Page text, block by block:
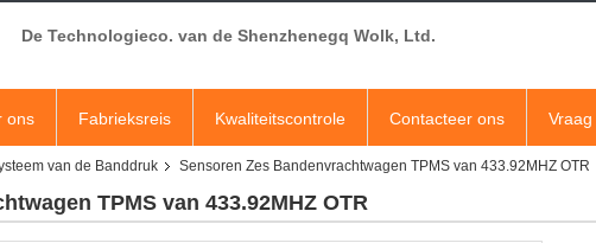
De Technologieco. van de Shenzhenegq Wolk, Ltd.
ons Fabrieksreis Kwaliteitscontrole Contacteer ons
van de Banddruk Sensoren Zes Bandenvrachtwagen TPMS van 433.92MHZ OTR
TPMS van 433.92MHZ OTR